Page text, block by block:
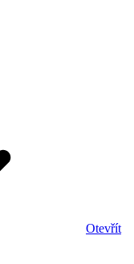
Otevřít